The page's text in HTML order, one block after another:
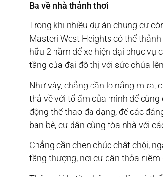
Ba về nhà thảnh thơi
Trong khi nhiều dự án chung cư
Masteri West Heights có thể
hữu 2 hầm để xe hiện đại phục vụ
tầng của đại đô thị với sức chứa
Như vậy, chẳng cần lo nắng mưa,
thả về với tổ ấm của mình để
động thể thao đa dạng, để các
bạn bè, cư dân cùng tòa nhà với
Chẳng cần chen chúc chật chội,
tầng thượng, nơi cư dân thỏa